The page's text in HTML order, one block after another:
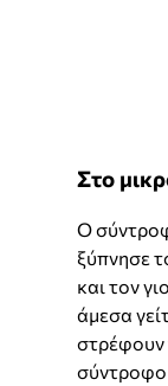
Στο
Ο
ξύπνησε
και τον
άμεσα
στρέφουν
σύντροφο